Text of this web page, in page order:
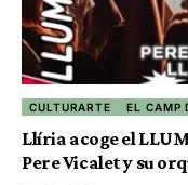
CULTURARTE EL CAMP
Llíria acoge el
Pere Vicalet y su